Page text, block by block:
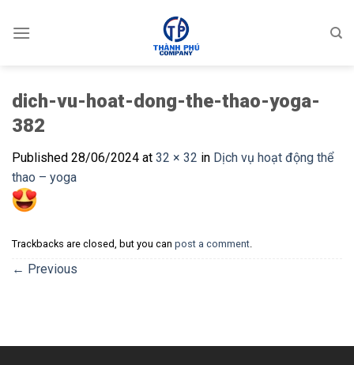
dich-vu-hoat-dong-the-thao-yoga-
382
Published 28/06/2024 at 32 × 32 in Dịch vụ hoạt động thể
thao – yoga
Trackbacks are closed, but you can post a comment.
← Previous